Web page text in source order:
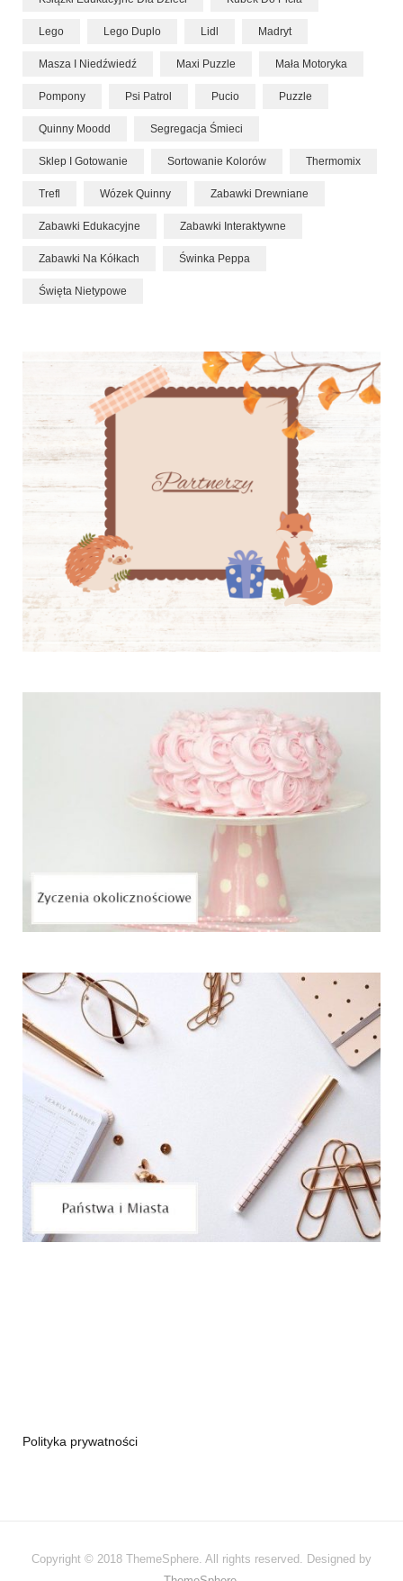
Lego Lego Duplo Lidl Madryt
Masza I Niedźwiedź Maxi Puzzle Mała Motoryka
Pompony Psi Patrol Pucio Puzzle
Quinny Moodd Segregacja Śmieci
Sklep I Gotowanie Sortowanie Kolorów Thermomix
Trefl Wózek Quinny Zabawki Drewniane
Zabawki Edukacyjne Zabawki Interaktywne
Zabawki Na Kółkach Świnka Peppa
Święta Nietypowe
Polityka prywatności
Copyright © 2018 ThemeSphere. All rights reserved. Designed by